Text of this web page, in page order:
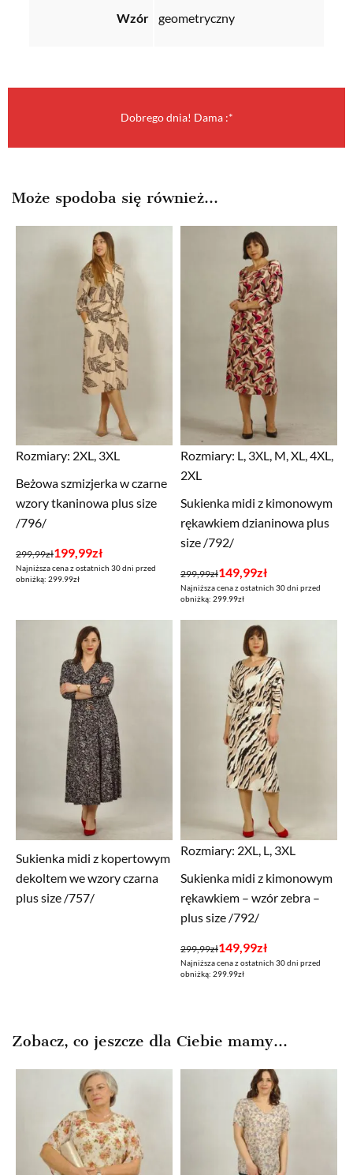
Wzór geometryczny
Dobrego dnia! Dama :*
Może spodoba się również…
Rozmiary: 2XL, 3XL
Beżowa szmizjerka w czarne
wzory tkaninowa plus size
/796/
299,99zł
Pierwotna
cena
199,99zł
Aktualna
cena
Najniższa cena z ostatnich 30 dni przed
obniżką: 299.99zł
Rozmiary: L, 3XL, M, XL, 4XL,
2XL
Sukienka midi z kimonowym
rękawkiem dzianinowa plus
size /792/
299,99zł
Pierwotna
cena
149,99zł
Aktualna
cena
Najniższa cena z ostatnich 30 dni przed
obniżką: 299.99zł
Sukienka midi z kopertowym
dekoltem we wzory czarna
plus size /757/
Rozmiary: 2XL, L, 3XL
Sukienka midi z kimonowym
rękawkiem – wzór zebra –
plus size /792/
299,99zł
Pierwotna
cena
149,99zł
Aktualna
cena
Najniższa cena z ostatnich 30 dni przed
obniżką: 299.99zł
Zobacz, co jeszcze dla Ciebie mamy...